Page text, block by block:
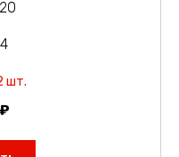
шт.